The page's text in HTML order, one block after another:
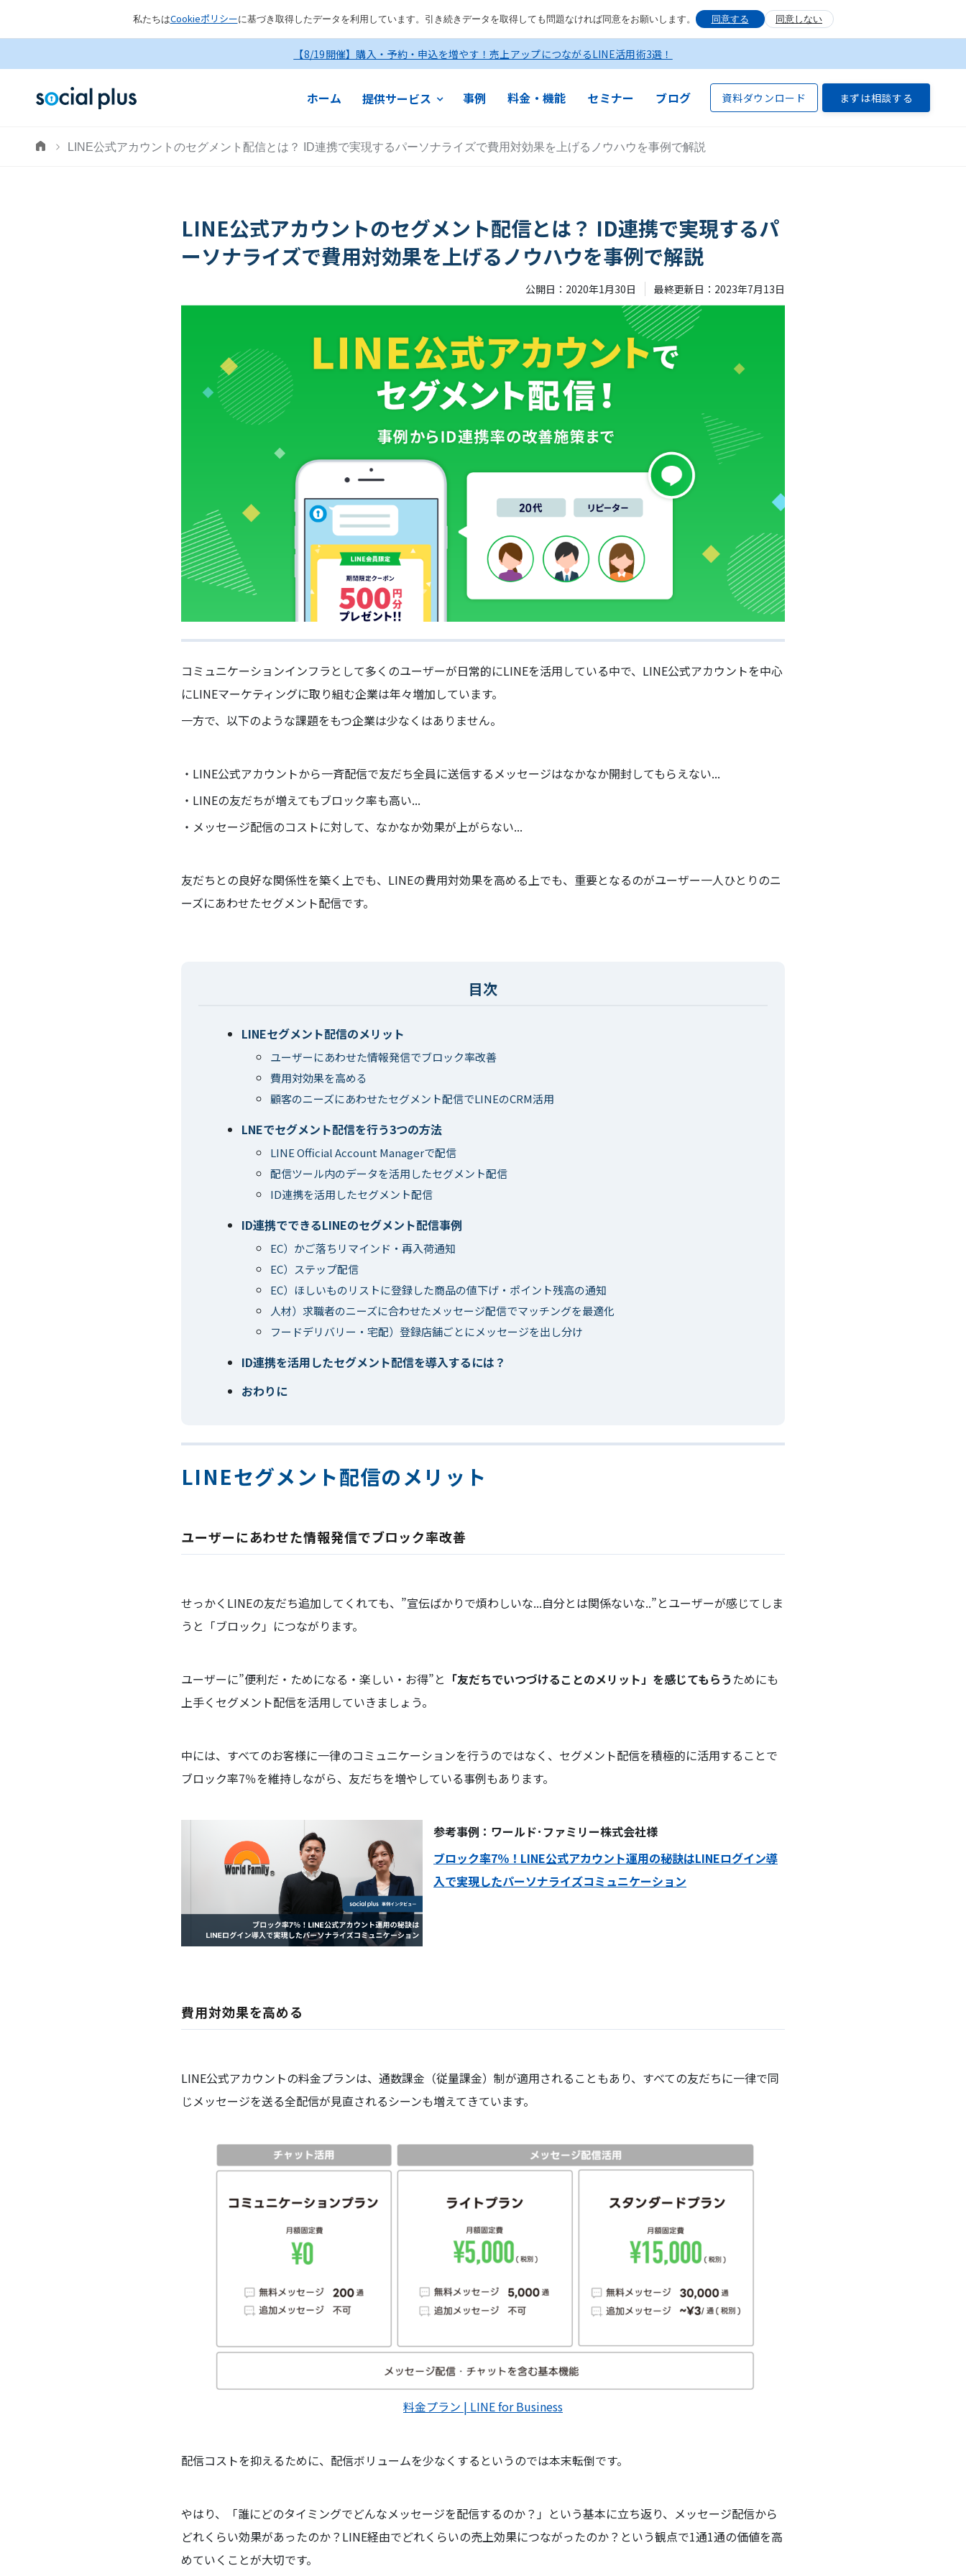
私たちはCookieポリシーに基づき取得したデータを利用しています。引き続きデータを取得しても問題なければ同意をお願いします。 同意する 同意しない
【8/19開催】購入・予約・申込を増やす！売上アップにつながるLINE活用術3選！
ホーム 提供サービス 事例 料金・機能 セミナー ブログ 資料ダウンロード まずは相談する
LINE公式アカウントのセグメント配信とは？ ID連携で実現するパーソナライズで費用対効果を上げるノウハウを事例で解説
LINE公式アカウントのセグメント配信とは？ ID連携で実現するパ
ーソナライズで費用対効果を上げるノウハウを事例で解説
公開日： 2020年1月30日 最終更新日： 2023年7月13日
コミュニケーションインフラとして多くのユーザーが日常的にLINEを活用している中で、LINE公式アカウントを中心
にLINEマーケティングに取り組む企業は年々増加しています。
一方で、以下のような課題をもつ企業は少なくはありません。
・LINE公式アカウントから一斉配信で友だち全員に送信するメッセージはなかなか開封してもらえない...
・LINEの友だちが増えてもブロック率も高い...
・メッセージ配信のコストに対して、なかなか効果が上がらない...
友だちとの良好な関係性を築く上でも、LINEの費用対効果を高める上でも、重要となるのがユーザー一人ひとりのニ
ーズにあわせたセグメント配信です。
LINEセグメント配信のメリット
ユーザーにあわせた情報発信でブロック率改善
費用対効果を高める
顧客のニーズにあわせたセグメント配信でLINEのCRM活用
LNEでセグメント配信を行う3つの方法
LINE Official Account Managerで配信
配信ツール内のデータを活用したセグメント配信
ID連携を活用したセグメント配信
ID連携でできるLINEのセグメント配信事例
EC）かご落ちリマインド・再入荷通知
EC）ステップ配信
EC）ほしいものリストに登録した商品の値下げ・ポイント残高の通知
人材）求職者のニーズに合わせたメッセージ配信でマッチングを最適化
フードデリバリー・宅配）登録店舗ごとにメッセージを出し分け
ID連携を活用したセグメント配信を導入するには？
おわりに
LINEセグメント配信のメリット
ユーザーにあわせた情報発信でブロック率改善
せっかくLINEの友だち追加してくれても、”宣伝ばかりで煩わしいな...自分とは関係ないな..”とユーザーが感じてしま
うと「ブロック」につながります。
ユーザーに”便利だ・ためになる・楽しい・お得”と 「友だちでいつづけることのメリット」を感じてもらう ためにも
上手くセグメント配信を活用していきましょう。
中には、すべてのお客様に一律のコミュニケーションを行うのではなく、セグメント配信を積極的に活用することで
ブロック率7％を維持しながら、友だちを増やしている事例もあります。
参考事例：ワールド･ファミリー株式会社様
ブロック率7％！LINE公式アカウント運用の秘訣はLINEログイン導
入で実現したパーソナライズコミュニケーション
費用対効果を高める
LINE公式アカウントの料金プランは、通数課金（従量課金）制が適用されることもあり、すべての友だちに一律で同
じメッセージを送る全配信が見直されるシーンも増えてきています。
料金プラン | LINE for Business
配信コストを抑えるために、配信ボリュームを少なくするというのでは本末転倒です。
やはり、「誰にどのタイミングでどんなメッセージを配信するのか？」という基本に立ち返り、メッセージ配信から
どれくらい効果があったのか？LINE経由でどれくらいの売上効果につながったのか？という観点で1通1通の価値を高
めていくことが大切です。